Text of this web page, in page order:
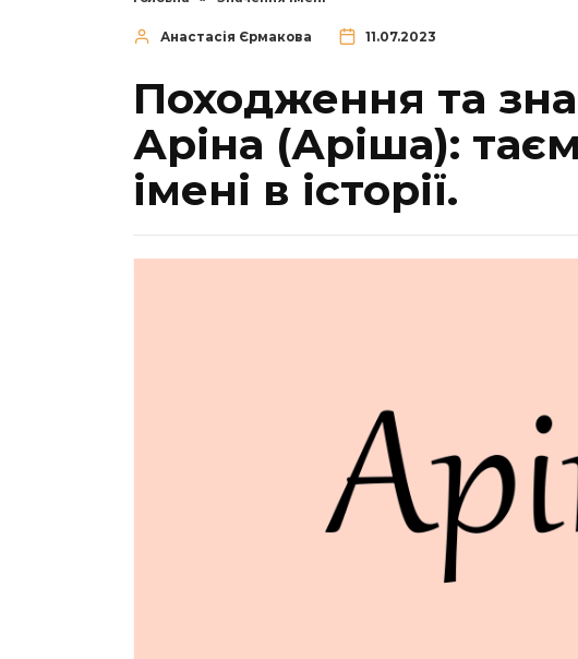
Анастасія Єрмакова 11.07.2023
Походження та
Аріна (Аріша):
імені в історії.